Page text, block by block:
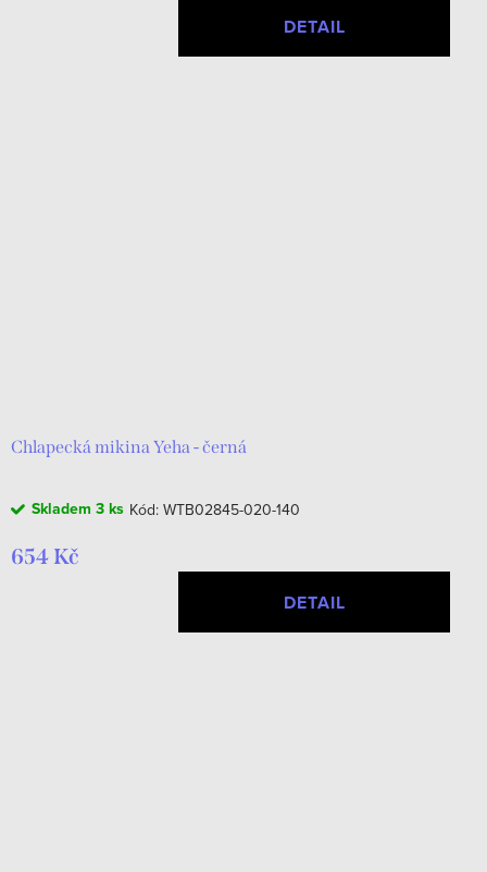
DETAIL
Chlapecká mikina Yeha - černá
Skladem 3 ks Kód: WTB02845-020-140
654 Kč
DETAIL